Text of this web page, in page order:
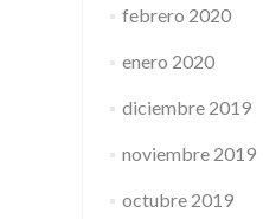
febrero 2020
enero 2020
diciembre 2019
noviembre 2019
octubre 2019